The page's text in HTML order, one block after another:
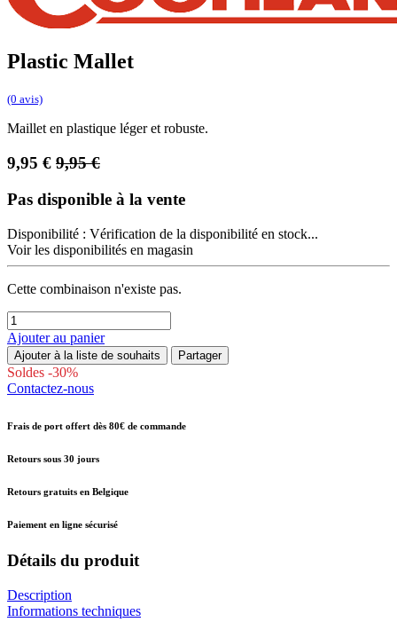
Plastic Mallet
(0 avis)
Maillet en plastique léger et robuste.
9,95 € 9,95€
Pas disponible à la vente
Disponibilité : Vérification de la disponibilité en stock...
Voir les disponibilités en magasin
Cette combinaison n'existe pas.
Ajouter au panier
Ajouter à la liste de souhaits Partager
Soldes -30%
Contactez-nous
Frais de port offert dès 80€ de commande
Retours sous 30 jours
Retours gratuits en Belgique
Paiement en ligne sécurisé
Détails du produit
Description
Informations techniques